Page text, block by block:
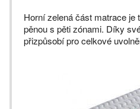
Horní zelená část matrace je
pěnou s pěti zónami. Díky
přizpůsobí pro celkové